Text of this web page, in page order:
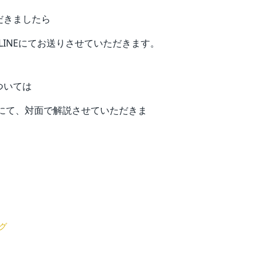
ましたら
にてお送りさせていただきます。
いては
、対面で解説させていただきま